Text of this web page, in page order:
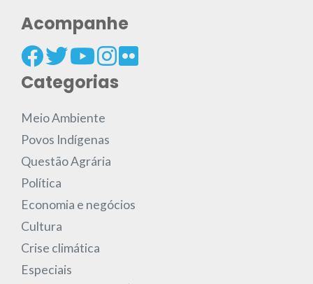
Acompanhe
Categorias
Meio Ambiente
Povos Indígenas
Questão Agrária
Política
Economia e negócios
Cultura
Crise climática
Especiais